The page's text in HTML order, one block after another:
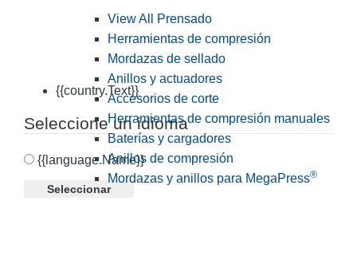
{{country.Text}}
Seleccione un idioma
{{language.Name}}
Seleccionar
View All Prensado
Herramientas de compresión
Mordazas de sellado
Anillos y actuadores
Accesorios de corte
Herramientas de compresión manuales
Baterías y cargadores
Anillos de compresión
Mordazas y anillos para MegaPress®